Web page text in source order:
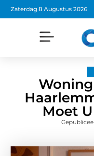
Zaterdag 8 Augustus 2026
Moet